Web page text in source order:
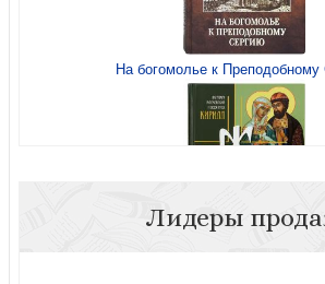
Живая память: святые и
На богомолье к Преподобному
Лидеры